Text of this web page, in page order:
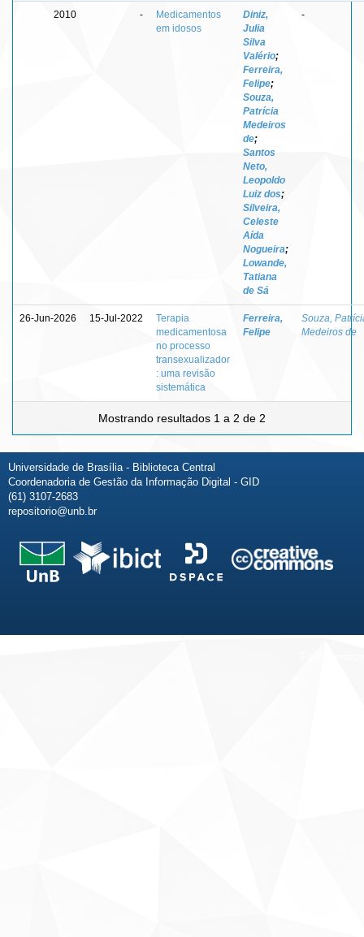
2010 -
Medicamentos
em idosos
Diniz,
Julia
Silva
Valério;
Ferreira,
Felipe;
Souza,
Patrícia
Medeiros
de;
Santos
Neto,
Leopoldo
Luiz dos;
Silveira,
Celeste
Aída
Nogueira;
Lowande,
Tatiana
de Sá
-
26-Jun-2026 15-Jul-2022
Terapia
medicamentosa
no processo
transexualizador
: uma revisão
sistemática
Ferreira,
Felipe
Souza,
Medeiros de
Mostrando resultados 1 a 2 de 2
Universidade de Brasília - Biblioteca Central
Coordenadoria de Gestão da Informação Digital - GID
(61) 3107-2683
repositorio@unb.br